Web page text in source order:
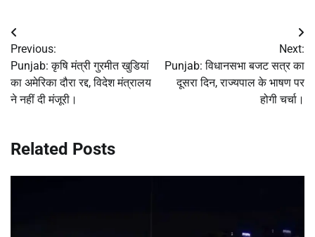
Post
navigation
Previous:
Punjab: कृषि मंत्री गुरमीत खुडियां
का अमेरिका दौरा रद्द, विदेश मंत्रालय
ने नहीं दी मंजूरी।
Next:
Punjab: विधानसभा बजट सत्र का
दूसरा दिन, राज्यपाल के भाषण पर
होगी चर्चा।
Related Posts